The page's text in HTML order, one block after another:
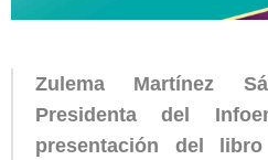
Zulema Martínez
Presidenta del
presentación del